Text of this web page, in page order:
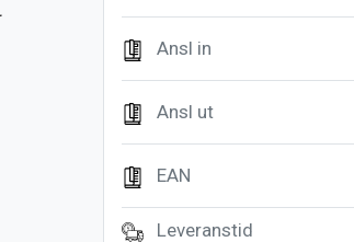
Ansl in
Ansl ut
EAN
Leveranstid